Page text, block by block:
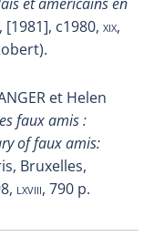
[1981], c1980, xix,
et Helen
faux amis :
of faux amis:
Bruxelles,
lxviii, 790 p.